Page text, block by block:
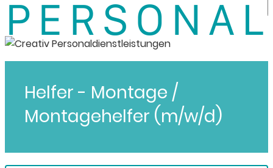
Helfer - Montage /
Montagehelfer (m/w/d)